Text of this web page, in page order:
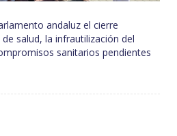
andaluz el cierre
salud, la infrautilización del
sanitarios pendientes